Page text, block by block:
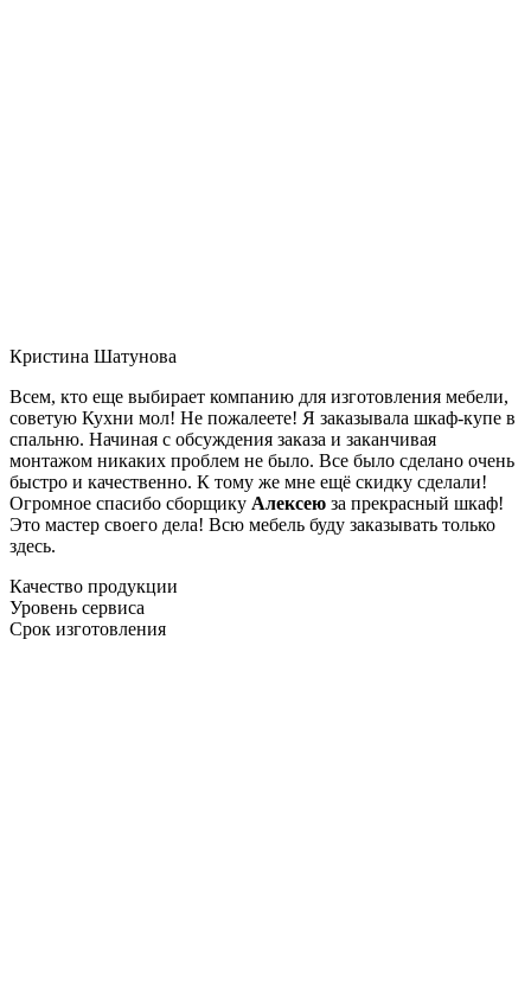
Кристина Шатунова
Всем, кто еще выбирает компанию для изготовления мебели,
советую Кухни мол! Не пожалеете! Я заказывала шкаф-купе в
спальню. Начиная с обсуждения заказа и заканчивая
монтажом никаких проблем не было. Все было сделано очень
быстро и качественно. К тому же мне ещё скидку сделали!
Огромное спасибо сборщику Алексею за прекрасный шкаф!
Это мастер своего дела! Всю мебель буду заказывать только
здесь.
Качество продукции
Уровень сервиса
Срок изготовления